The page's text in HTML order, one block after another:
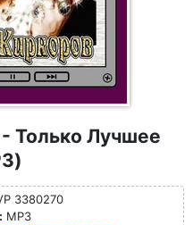
Только Лучшее
3380270
MP3